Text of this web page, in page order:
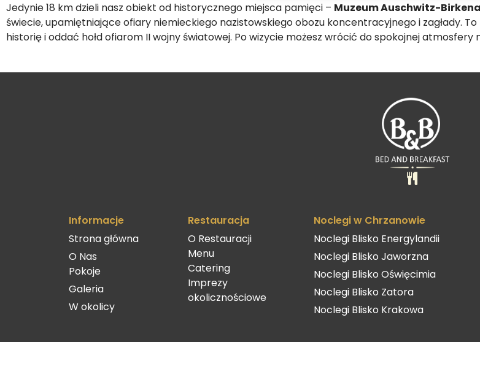
Jedynie 18 km dzieli nasz obiekt od historycznego miejsca pamięci – Muzeum Auschwitz-
świecie, upamiętniające ofiary niemieckiego nazistowskiego obozu koncentracyjnego i zagłady.
historię i oddać hołd ofiarom II wojny światowej. Po wizycie możesz wrócić do spokojnej atmosfery
Informacje
Strona główna
O Nas
Pokoje
Galeria
W okolicy
Restauracja
O Restauracji
Menu
Catering
Imprezy
okolicznościowe
Noclegi w Chrzanowie
Noclegi Blisko Energylandii
Noclegi Blisko Jaworzna
Noclegi Blisko Oświęcimia
Noclegi Blisko Zatora
Noclegi Blisko Krakowa